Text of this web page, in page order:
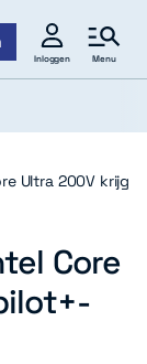
Inloggen Menu
Ultra 200V
Core